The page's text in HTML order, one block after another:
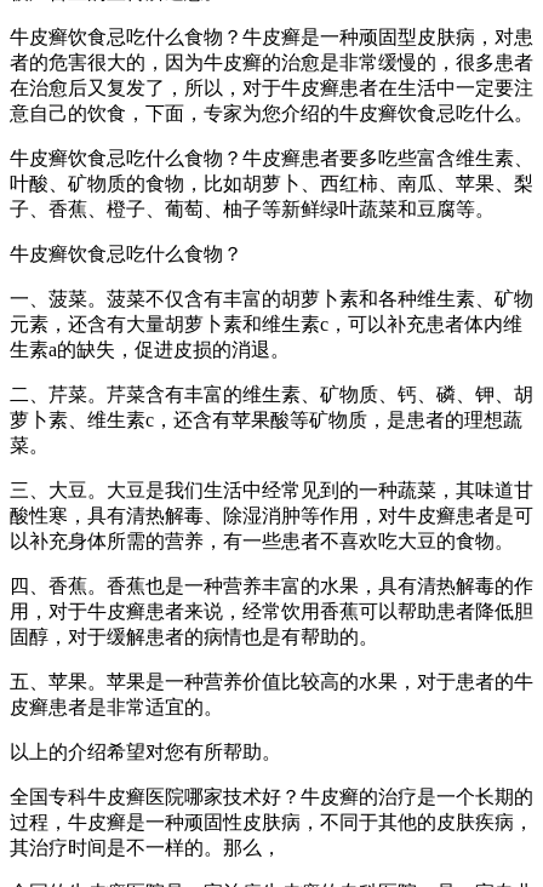
牛皮癣饮食忌吃什么食物？牛皮癣是一种顽固型皮肤病，对患
者的危害很大的，因为牛皮癣的治愈是非常缓慢的，很多患者
在治愈后又复发了，所以，对于牛皮癣患者在生活中一定要注
意自己的饮食，下面，专家为您介绍的牛皮癣饮食忌吃什么。
牛皮癣饮食忌吃什么食物？牛皮癣患者要多吃些富含维生素、
叶酸、矿物质的食物，比如胡萝卜、西红柿、南瓜、苹果、梨
子、香蕉、橙子、葡萄、柚子等新鲜绿叶蔬菜和豆腐等。
牛皮癣饮食忌吃什么食物？
一、菠菜。菠菜不仅含有丰富的胡萝卜素和各种维生素、矿物
元素，还含有大量胡萝卜素和维生素c，可以补充患者体内维
生素a的缺失，促进皮损的消退。
二、芹菜。芹菜含有丰富的维生素、矿物质、钙、磷、钾、胡
萝卜素、维生素c，还含有苹果酸等矿物质，是患者的理想蔬
菜。
三、大豆。大豆是我们生活中经常见到的一种蔬菜，其味道甘
酸性寒，具有清热解毒、除湿消肿等作用，对牛皮癣患者是可
以补充身体所需的营养，有一些患者不喜欢吃大豆的食物。
四、香蕉。香蕉也是一种营养丰富的水果，具有清热解毒的作
用，对于牛皮癣患者来说，经常饮用香蕉可以帮助患者降低胆
固醇，对于缓解患者的病情也是有帮助的。
五、苹果。苹果是一种营养价值比较高的水果，对于患者的牛
皮癣患者是非常适宜的。
以上的介绍希望对您有所帮助。
全国专科牛皮癣医院哪家技术好？牛皮癣的治疗是一个长期的
过程，牛皮癣是一种顽固性皮肤病，不同于其他的皮肤疾病，
其治疗时间是不一样的。那么，